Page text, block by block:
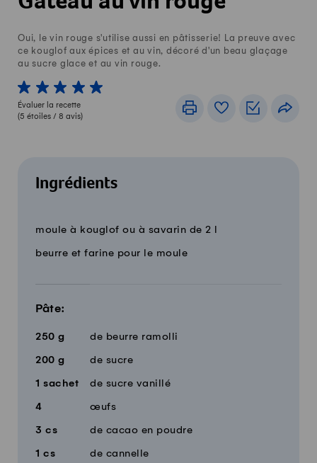
Oui, le vin rouge s'utilise aussi en pâtisserie! La preuve avec
ce kouglof aux épices et au vin, décoré d'un beau glaçage
au sucre glace et au vin rouge.
1 von 5 étoiles
2 von 5 étoiles
3 von 5 étoiles
4 von 5 étoiles
5 von 5 étoiles
Évaluer la recette
(5 étoiles / 8 avis)
ImprimerLivre de recettes
Listes de
Ingrédients
18 parts
Quantité Ingrédients
moule à kouglof ou à savarin de 2 l
beurre et farine pour le moule
Pâte:
250 g de beurre ramolli
200 g de sucre
1 sachet de sucre vanillé
4 œufs
3 cs de cacao en poudre
1 cs de cannelle